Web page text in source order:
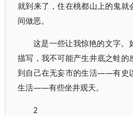
就到来了，住在桃都山上的鬼就
间做恶。
这是一些让我惊艳的文字。
描写，我不可能产生井底之蛙的
到自己在无妄市的生活——有史
生活——有些坐井观天。
2